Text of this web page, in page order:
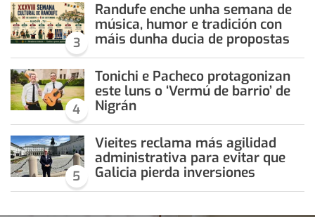
3
Randufe enche unha semana de
música, humor e tradición con
máis dunha ducia de propostas
4
Tonichi e Pacheco protagonizan
este luns o ‘Vermú de barrio’ de
Nigrán
5
Vieites reclama más agilidad
administrativa para evitar que
Galicia pierda inversiones